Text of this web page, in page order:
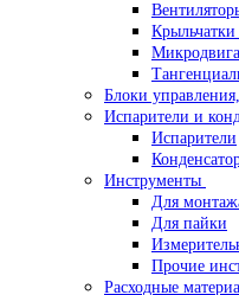
Блоки
Испарители и
Испарители
Инструменты
Для
Для пайки
Прочие
Расходные